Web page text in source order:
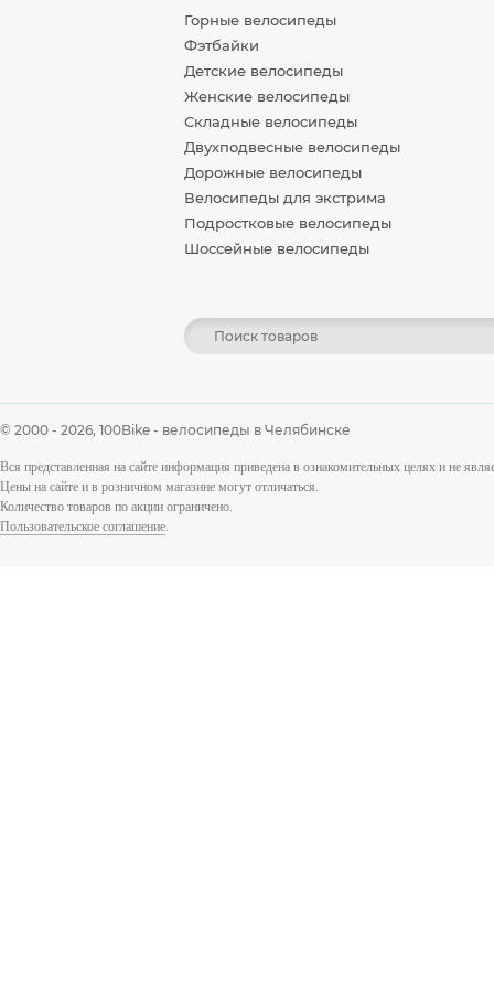
Горные велосипеды
Фэтбайки
Детские велосипеды
Женские велосипеды
Складные велосипеды
Двухподвесные велосипеды
Дорожные велосипеды
Велосипеды для экстрима
Подростковые велосипеды
Шоссейные велосипеды
© 2000 - 2026, 100Bike - велосипеды в Челябинске
Вся представленная на сайте информация приведена в ознакомительных целях и не
Цены на сайте и в розничном магазине могут отличаться.
Количество товаров по акции ограничено.
Пользовательское соглашение.